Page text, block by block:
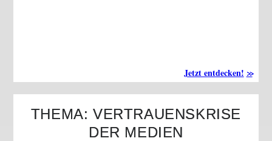
Jetzt entdecken!
THEMA: VERTRAUENSKRISE
DER MEDIEN